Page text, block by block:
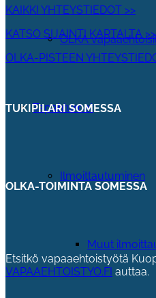
OLKA
Tapahtumat
Ilmoittautuminen
Muut
KAIKKI YHTEYSTIEDOT >>
KATSO SIJAINTI KARTALTA >>
OLKA-PISTEEN
TUKIPILARI SOMESSA
OLKA-TOIMINTA SOMESSA
Etsitkö vapaaehtoistyötä
VAPAAEHTOISTYO.FI auttaa.